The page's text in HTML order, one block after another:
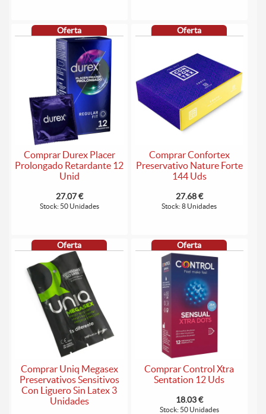
Oferta
Comprar Durex Placer
Prolongado Retardante 12
Unid
27.07 €
Stock: 50 Unidades
Oferta
Comprar Confortex
Preservativo Nature Forte
144 Uds
27.68 €
Stock: 8 Unidades
Oferta
Comprar Uniq Megasex
Preservativos Sensitivos
Con Liguero Sin Latex 3
Unidades
Oferta
Comprar Control Xtra
Sentation 12 Uds
18.03 €
Stock: 50 Unidades